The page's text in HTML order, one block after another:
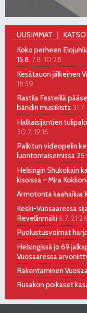
UUSIMMAT
Koko perheen
15.8. 7.8. 10:28
Kesätauon jälkeinen
18:59
Rastila Festeillä
bändin musiikista
Halkaisijantien
30.7. 19:16
Palkitun videopelin
luontomaisemissa
Helsingin Shukokain
kisoissa – Mira
Armotonta kaahailua
Keski-Vuosaaressa
Revellinmäki 8.7. 21:24
Puolustusvoimat
Helsingissä jo 69
Vuosaaressa
Rakentaminen
Rusakon poikaset